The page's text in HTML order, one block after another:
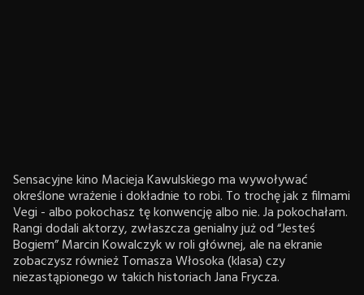
Sensacyjne kino Macieja Kawulskiego ma wywoływać
określone wrażenie i dokładnie to robi. To trochę jak z filmami
Vegi - albo pokochasz tę konwencję albo nie. Ja pokochałam.
Rangi dodali aktorzy, zwłaszcza genialny już od “Jesteś
Bogiem” Marcin Kowalczyk w roli głównej, ale na ekranie
zobaczysz również Tomasza Włosoka (klasa) czy
niezastąpionego w takich historiach Jana Frycza.